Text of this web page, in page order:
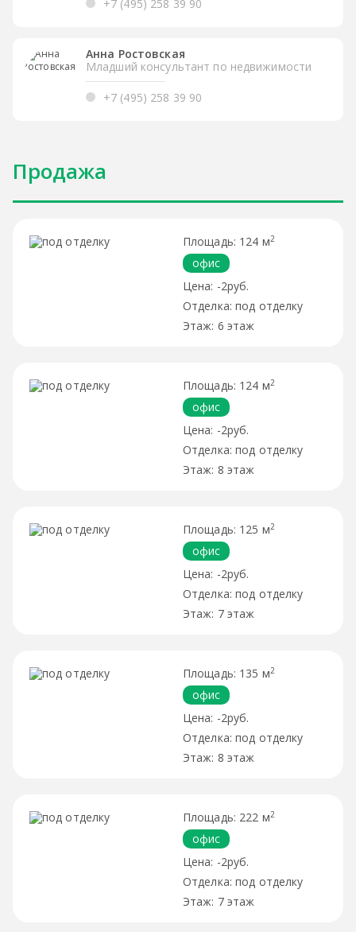
+7 (495) 258 39 90
Анна Ростовская
Младший консультант по недвижимости
+7 (495) 258 39 90
Продажа
124 м2
офис
-2руб.
под отделку
6 этаж
124 м2
офис
-2руб.
под отделку
8 этаж
125 м2
офис
-2руб.
под отделку
7 этаж
135 м2
офис
-2руб.
под отделку
8 этаж
222 м2
офис
-2руб.
под отделку
7 этаж